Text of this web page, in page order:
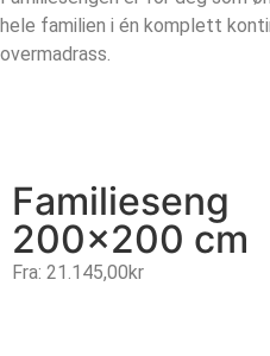
hele familien i én komplett
overmadrass.
Familieseng
200×200 cm
Fra: 21.145,00kr